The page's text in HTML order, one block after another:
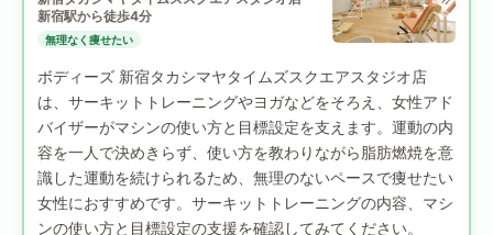
新宿駅から徒歩4分
無理なく痩せたい
ボディーズ 新宿タカシマヤタイムズスクエアスタジオ店
は、サーキットトレーニングやヨガなどをそろえ、女性アド
バイザーがマシンの使い方と目標設定を支えます。運動の内
容を一人で決めきらず、使い方を教わりながら脂肪燃焼を意
識した運動を続けられるため、無理のないペースで痩せたい
女性におすすめです。サーキットトレーニングの内容、マシ
ンの使い方と目標設定の支援を確認してみてください。